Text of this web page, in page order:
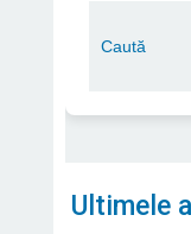
Ultimele